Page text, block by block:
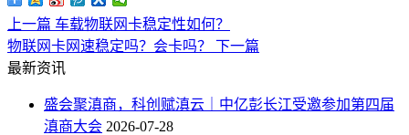
上一篇 车载物联网卡稳定性如何？
物联网卡网速稳定吗？会卡吗？ 下一篇
最新资讯
盛会聚滇商，科创赋滇云｜中亿彭长江受邀参加第四届
滇商大会 2026-07-28